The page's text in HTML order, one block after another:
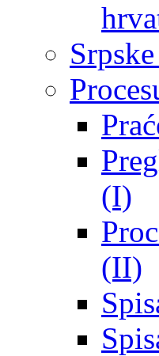
(I)
(II)